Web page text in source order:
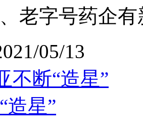
老字号药企有
05/13
造星”